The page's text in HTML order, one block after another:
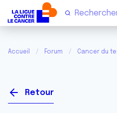
Accueil Forum Cancer du
Retour